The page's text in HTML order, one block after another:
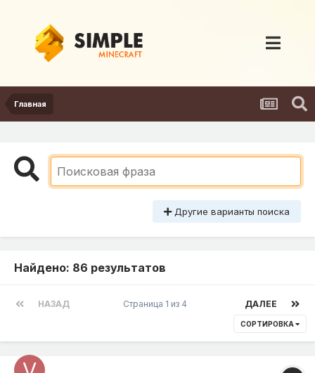
Главная
Другие варианты поиска
Найдено: 86 результатов
НАЗАД ДАЛЕЕ
Страница 1 из 4
СОРТИРОВКА